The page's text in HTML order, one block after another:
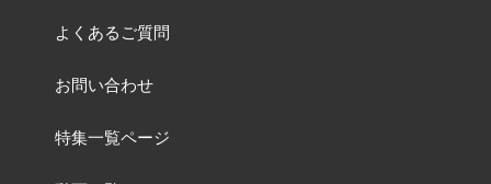
よくあるご質問
お問い合わせ
特集一覧ページ